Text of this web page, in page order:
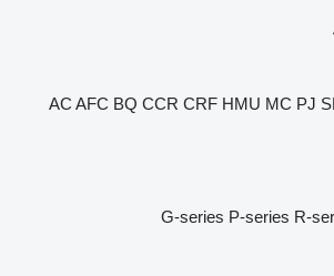
AC AFC BQ CCR CRF HMU MC PJ
G-series P-series R-